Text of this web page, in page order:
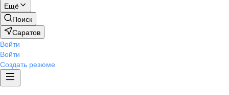
Ещё
Поиск
Саратов
Войти
Войти
Создать резюме